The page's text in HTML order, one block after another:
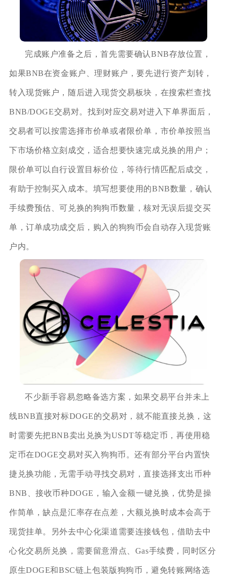
完成账户准备之后，首先需要确认BNB存放位置，
如果BNB在资金账户、理财账户，要先进行资产划转，
转入现货账户，随后进入现货交易板块，在搜索栏查找
BNB/DOGE交易对。找到对应交易对进入下单界面后，
交易者可以按需选择市价单或者限价单，市价单按照当
下市场价格立刻成交，适合想要快速完成兑换的用户；
限价单可以自行设置目标价位，等待行情匹配后成交，
有助于控制买入成本。填写想要使用的BNB数量，确认
手续费预估、可兑换的狗狗币数量，核对无误后提交买
单，订单成功成交后，购入的狗狗币会自动存入现货账
户内。
不少新手容易忽略备选方案，如果交易平台并未上
线BNB直接对标DOGE的交易对，就不能直接兑换，这
时需要先把BNB卖出兑换为USDT等稳定币，再使用稳
定币在DOGE交易对买入狗狗币。还有部分平台内置快
捷兑换功能，无需手动寻找交易对，直接选择支出币种
BNB、接收币种DOGE，输入金额一键兑换，优势是操
作简单，缺点是汇率存在点差，大额兑换时成本会高于
现货挂单。另外去中心化渠道需要连接钱包，借助去中
心化交易所兑换，需要留意滑点、Gas手续费，同时区分
原生DOGE和BSC链上包装版狗狗币，避免转账网络选